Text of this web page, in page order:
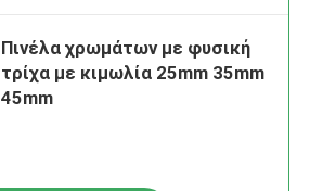
Πινέλα χρωμάτων με φυσική
τρίχα με κιμωλία 25mm 35mm
45mm